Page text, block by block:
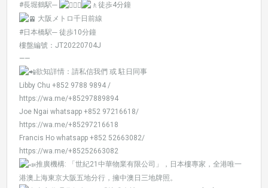
#長堀鶴駅─
徒歩4分鐘
大阪メトロ千日前線
#日本橋駅─ 徒歩10分鐘
樓盤編號：JT20220704J
——
欲知詳情：請私信我們 或 駐日同事
Libby Chu +852 9788 9894 /
https://wa.me/+85297889894
Joe Ngai whatsapp +852 97216618/
https://wa.me/+85297216618
Francis Ho whatsapp +852 52663082/
https://wa.me/+85252663082
推廣機構: 「世紀21中華物業有限公司」，日本樓專家，全港唯一
港澳上海東京大阪五地分行，擁中澳日三地牌照。